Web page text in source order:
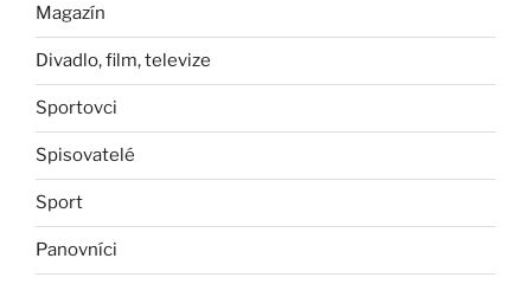
Magazín
Divadlo, film, televize
Sportovci
Spisovatelé
Sport
Panovníci